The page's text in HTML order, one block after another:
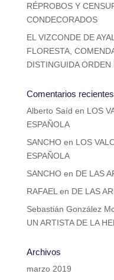
RÉPROBOS Y
CONDECORADOS
EL VIZCONDE DE
FLORESTA,
DISTINGUIDA
Comentarios recientes
Alberto Saíd en LOS
ESPAÑOLA
SANCHOen LOS
ESPAÑOLA
SANCHOen DE LAS
RAFAEL en DE LAS
Sebastián González
UN ARTISTA DE LA
Archivos
marzo 2019